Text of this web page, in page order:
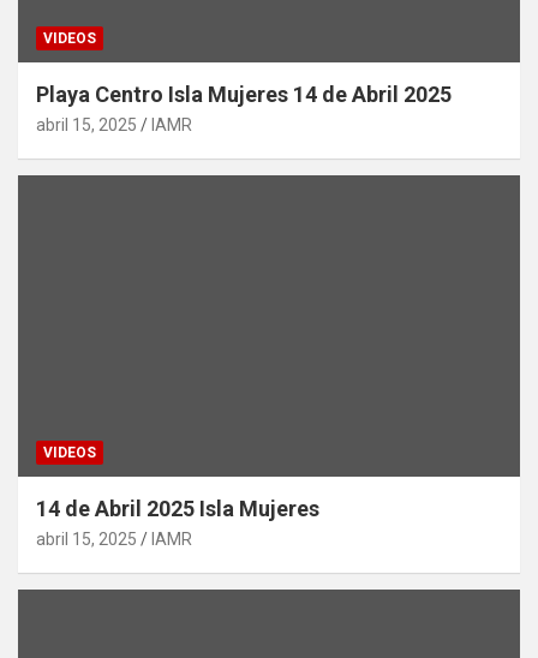
VIDEOS
Playa Centro Isla Mujeres 14 de Abril 2025
abril 15, 2025 IAMR
VIDEOS
14 de Abril 2025 Isla Mujeres
abril 15, 2025 IAMR